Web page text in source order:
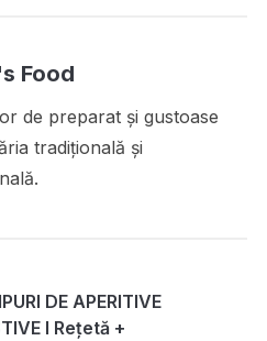
Food
de preparat și gustoase
tradițională și
DE APERITIVE
I Rețetă +